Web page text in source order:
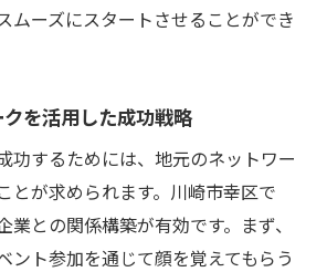
ムーズにスタートさせることができ
を活用した成功戦略
功するためには、地元のネットワー
とが求められます。川崎市幸区で
業との関係構築が有効です。まず、
ント参加を通じて顔を覚えてもらう